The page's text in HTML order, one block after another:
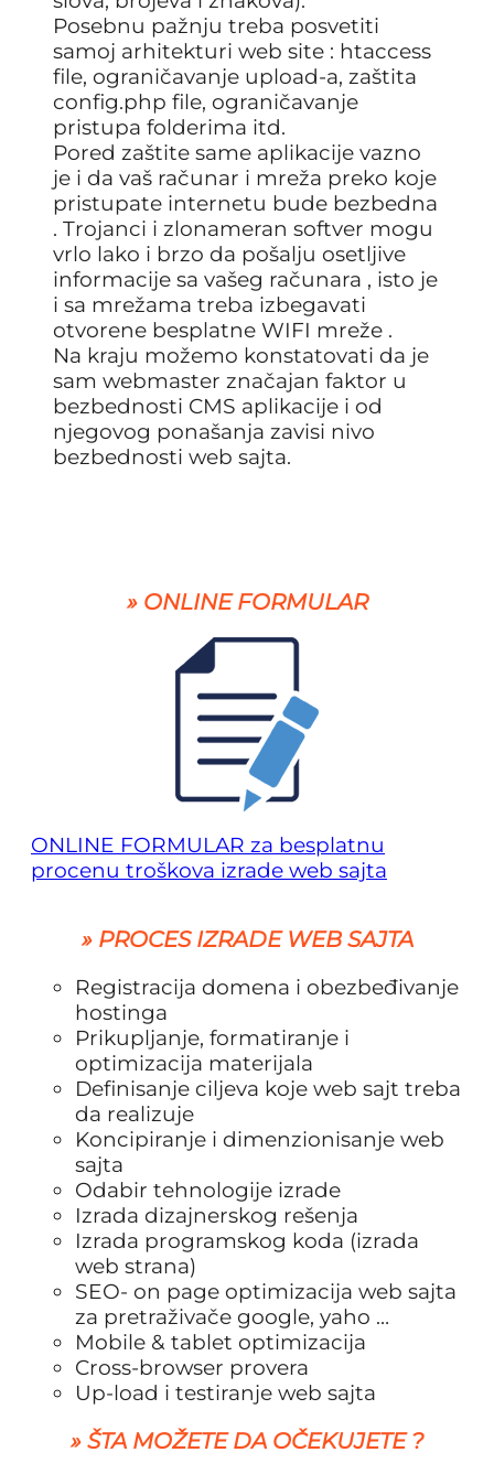
Posebnu pažnju treba posvetiti
samoj arhitekturi web site : htaccess
file, ograničavanje upload-a, zaštita
config.php file, ograničavanje
pristupa folderima itd.
Pored zaštite same aplikacije vazno
je i da vaš računar i mreža preko koje
pristupate internetu bude bezbedna
. Trojanci i zlonameran softver mogu
vrlo lako i brzo da pošalju osetljive
informacije sa vašeg računara , isto je
i sa mrežama treba izbegavati
otvorene besplatne WIFI mreže .
Na kraju možemo konstatovati da je
sam webmaster značajan faktor u
bezbednosti CMS aplikacije i od
njegovog ponašanja zavisi nivo
bezbednosti web sajta.
» ONLINE FORMULAR
ONLINE FORMULAR za besplatnu
procenu troškova izrade web sajta
» PROCES IZRADE WEB SAJTA
Registracija domena i obezbeđivanje
hostinga
Prikupljanje, formatiranje i
optimizacija materijala
Definisanje ciljeva koje web sajt treba
da realizuje
Koncipiranje i dimenzionisanje web
sajta
Odabir tehnologije izrade
Izrada dizajnerskog rešenja
Izrada programskog koda (izrada
web strana)
SEO- on page optimizacija web sajta
za pretraživače google, yaho …
Mobile & tablet optimizacija
Cross-browser provera
Up-load i testiranje web sajta
» ŠTA MOŽETE DA OČEKUJETE ?